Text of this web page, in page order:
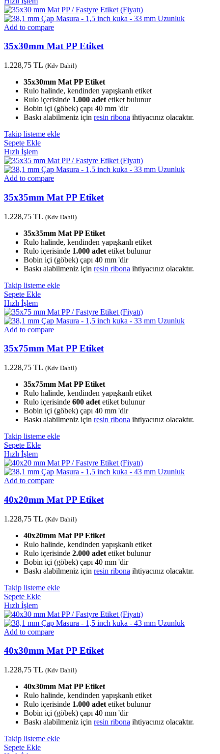
Add to compare
35x30mm Mat PP Etiket
1.228,75 TL (Kdv Dahil)
35x30mm Mat PP Etiket
Rulo halinde, kendinden yapışkanlı etiket
Rulo içerisinde 1.000 adet etiket bulunur
Bobin içi (göbek) çapı 40 mm 'dir
Baskı alabilmeniz için resin ribona ihtiyacınız olacaktır.
Takip listeme ekle
Sepete Ekle
Hızlı İşlem
Add to compare
35x35mm Mat PP Etiket
1.228,75 TL (Kdv Dahil)
35x35mm Mat PP Etiket
Rulo halinde, kendinden yapışkanlı etiket
Rulo içerisinde 1.000 adet etiket bulunur
Bobin içi (göbek) çapı 40 mm 'dir
Baskı alabilmeniz için resin ribona ihtiyacınız olacaktır.
Takip listeme ekle
Sepete Ekle
Hızlı İşlem
Add to compare
35x75mm Mat PP Etiket
1.228,75 TL (Kdv Dahil)
35x75mm Mat PP Etiket
Rulo halinde, kendinden yapışkanlı etiket
Rulo içerisinde 600 adet etiket bulunur
Bobin içi (göbek) çapı 40 mm 'dir
Baskı alabilmeniz için resin ribona ihtiyacınız olacaktır.
Takip listeme ekle
Sepete Ekle
Hızlı İşlem
Add to compare
40x20mm Mat PP Etiket
1.228,75 TL (Kdv Dahil)
40x20mm Mat PP Etiket
Rulo halinde, kendinden yapışkanlı etiket
Rulo içerisinde 2.000 adet etiket bulunur
Bobin içi (göbek) çapı 40 mm 'dir
Baskı alabilmeniz için resin ribona ihtiyacınız olacaktır.
Takip listeme ekle
Sepete Ekle
Hızlı İşlem
Add to compare
40x30mm Mat PP Etiket
1.228,75 TL (Kdv Dahil)
40x30mm Mat PP Etiket
Rulo halinde, kendinden yapışkanlı etiket
Rulo içerisinde 1.000 adet etiket bulunur
Bobin içi (göbek) çapı 40 mm 'dir
Baskı alabilmeniz için resin ribona ihtiyacınız olacaktır.
Takip listeme ekle
Sepete Ekle